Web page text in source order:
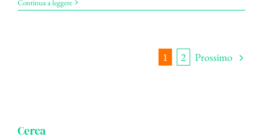
Continua a leggere
1 2 Prossimo
Cerca